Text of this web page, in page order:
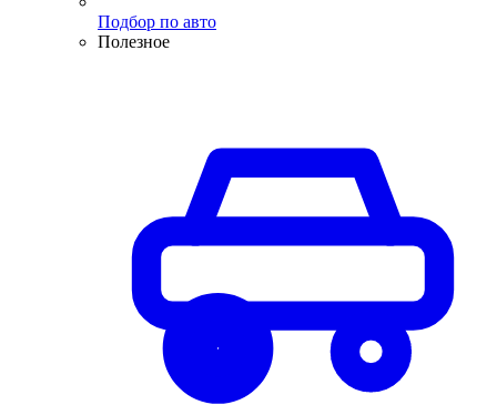
Подбор по авто
Полезное